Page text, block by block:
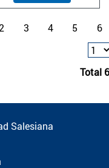
3 4 5 6
Total
Salesiana